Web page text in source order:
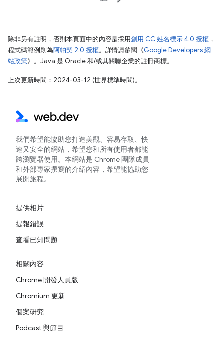
除非另有註明，否則本頁面中的內容是採用創用 CC 姓名標示 4.0 授權 ，
程式碼範例則為阿帕契 2.0 授權。詳情請參閱《Google Developers 網
站政策》。Java 是 Oracle 和/或其關聯企業的註冊商標。
上次更新時間：2024-03-12 (世界標準時間)。
我們希望能協助您打造美觀、容易存取、快
速又安全的網站，希望您和所有使用者都能
跨瀏覽器使用。本網站是 Chrome 團隊成員
和外部專家撰寫的介紹內容，希望能協助您
展開旅程。
提供相片
提報錯誤
查看已知問題
相關內容
Chrome 開發人員版
Chromium 更新
個案研究
Podcast 與節目